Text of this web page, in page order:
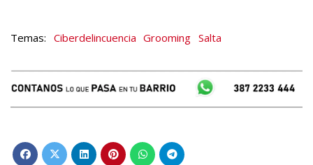
Ciberdelincuencia Grooming Salta